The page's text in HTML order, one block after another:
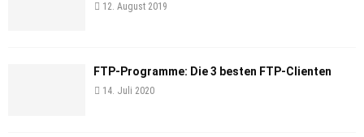
12. August 2019
FTP-Programme: Die 3 besten FTP-Clienten
14. Juli 2020